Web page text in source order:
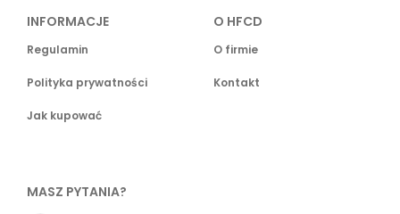
INFORMACJE
Regulamin
Polityka prywatności
Jak kupować
O HFCD
O firmie
Kontakt
MASZ PYTANIA?